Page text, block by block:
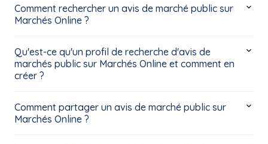
Comment rechercher un avis de marché public sur
Marchés Online ?
Qu'est-ce qu'un profil de recherche d'avis de
marchés public sur Marchés Online et comment en
créer ?
Comment partager un avis de marché public sur
Marchés Online ?